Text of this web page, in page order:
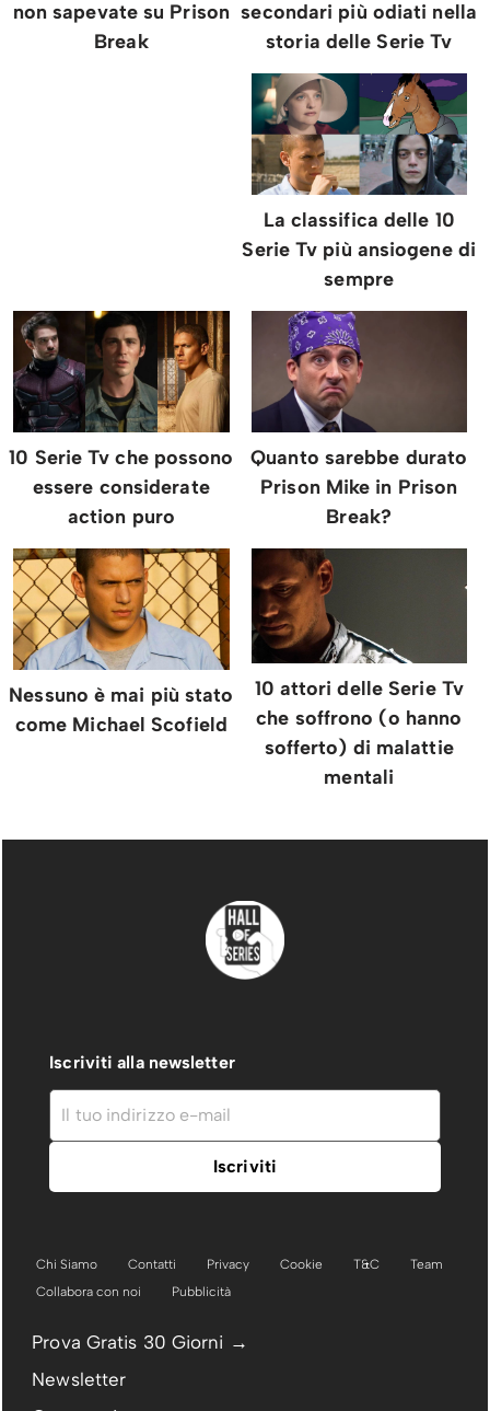
non sapevate su Prison
Break
secondari più odiati nella
storia delle Serie Tv
La classifica delle 10
Serie Tv più ansiogene di
sempre
10 Serie Tv che possono
essere considerate
action puro
Quanto sarebbe durato
Prison Mike in Prison
Break?
Nessuno è mai più stato
come Michael Scofield
10 attori delle Serie Tv
che soffrono (o hanno
sofferto) di malattie
mentali
Iscriviti alla newsletter
Chi Siamo Contatti Privacy Cookie T&C
Team
Collabora con noi
Pubblicità
Prova Gratis 30 Giorni →
Newsletter